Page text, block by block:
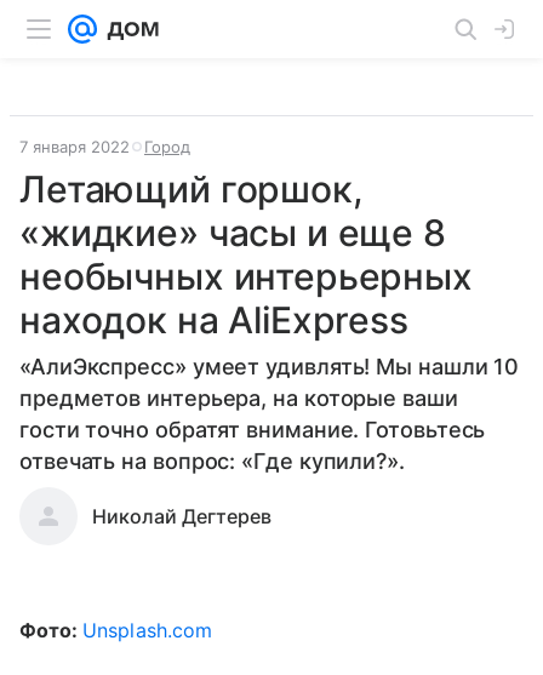
7 января 2022 Город
Летающий горшок,
«жидкие» часы и еще 8
необычных интерьерных
находок на AliExpress
«АлиЭкспресс» умеет удивлять! Мы нашли 10
предметов интерьера, на которые ваши
гости точно обратят внимание. Готовьтесь
отвечать на вопрос: «Где купили?».
Николай Дегтерев
Фото: Unsplash.com